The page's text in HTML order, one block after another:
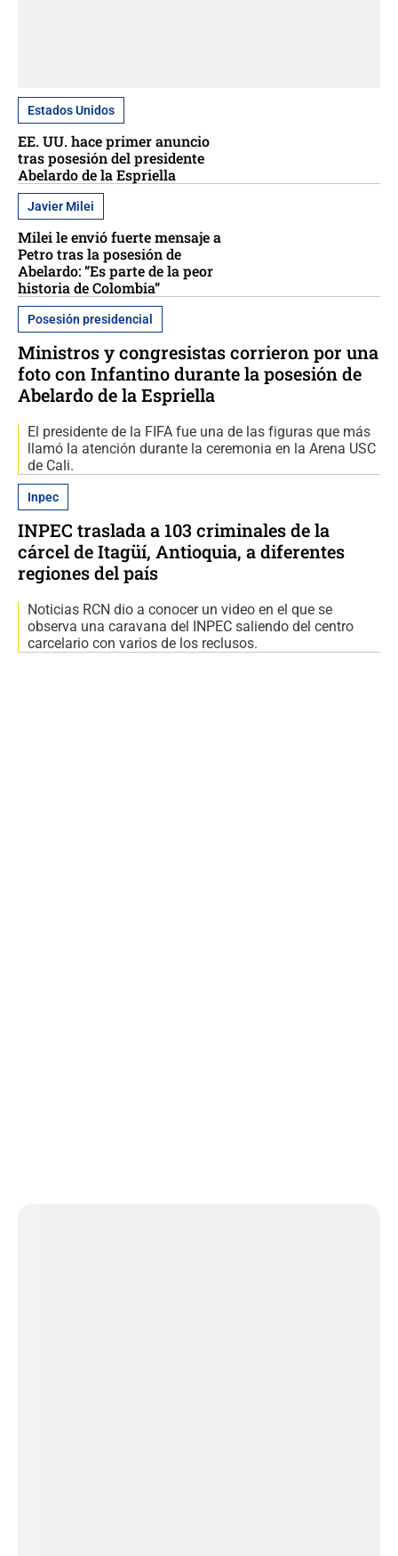
Estados Unidos
EE. UU. hace primer anuncio
tras posesión del presidente
Abelardo de la Espriella
Javier Milei
Milei le envió fuerte mensaje a
Petro tras la posesión de
Abelardo: “Es parte de la peor
historia de Colombia”
Posesión presidencial
Ministros y congresistas corrieron por una
foto con Infantino durante la posesión de
Abelardo de la Espriella
El presidente de la FIFA fue una de las figuras que más
llamó la atención durante la ceremonia en la Arena USC
de Cali.
Inpec
INPEC traslada a 103 criminales de la
cárcel de Itagüí, Antioquia, a diferentes
regiones del país
Noticias RCN dio a conocer un video en el que se
observa una caravana del INPEC saliendo del centro
carcelario con varios de los reclusos.